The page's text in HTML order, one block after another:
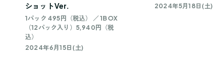
ショットVer.
1パック 495円（税込） ／ 1BOX
（12パック入り）5,940円（税
込）
2024年6月15日(土)
2024年5月18日(土)